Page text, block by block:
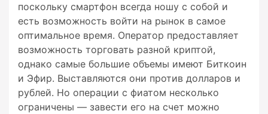
поскольку смартфон всегда ношу с собой и
есть возможность войти на рынок в самое
оптимальное время. Оператор предоставляет
возможность торговать разной криптой,
однако самые большие объемы имеют Биткоин
и Эфир. Выставляются они против долларов и
рублей. Но операции с фиатом несколько
ограничены — завести его на счет можно